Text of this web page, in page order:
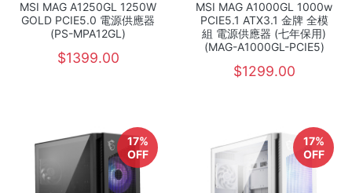
MSI MAG A1250GL 1250W
GOLD PCIE5.0 電源供應器
(PS-MPA12GL)
$1399.00
MSI MAG A1000GL 1000w
PCIE5.1 ATX3.1 金牌 全模
組 電源供應器 (七年保用)
(MAG-A1000GL-PCIE5)
$1299.00
17%
OFF
17%
OFF